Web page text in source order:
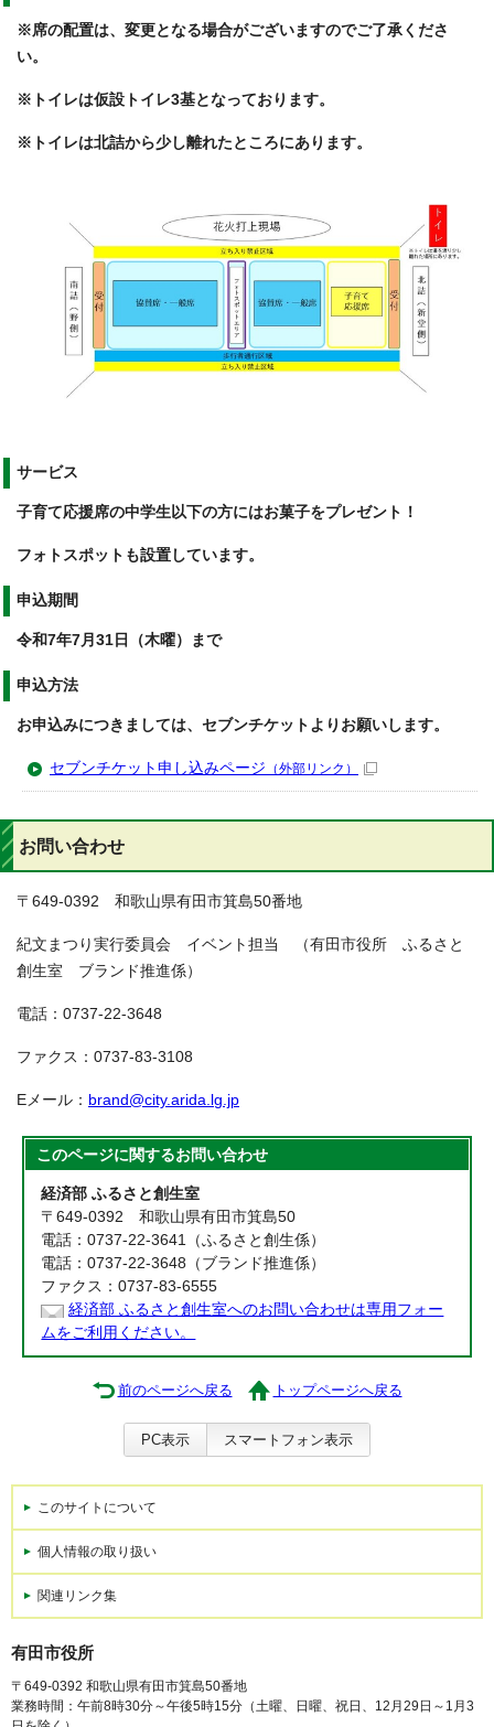
※席の配置は、変更となる場合がございますのでご了承くださ
い。
※トイレは仮設トイレ3基となっております。
※トイレは北詰から少し離れたところにあります。
サービス
子育て応援席の中学生以下の方にはお菓子をプレゼント！
フォトスポットも設置しています。
申込期間
令和7年7月31日（木曜）まで
申込方法
お申込みにつきましては、セブンチケットよりお願いします。
セブンチケット申し込みページ （外部リンク）
お問い合わせ
〒649-0392 和歌山県有田市箕島50番地
紀文まつり実行委員会 イベント担当 （有田市役所 ふるさと
創生室 ブランド推進係）
電話：0737-22-3648
ファクス：0737-83-3108
Eメール： brand@city.arida.lg.jp
このページに関するお問い合わせ
経済部 ふるさと創生室
〒649-0392 和歌山県有田市箕島50
電話：0737-22-3641（ふるさと創生係）
電話：0737-22-3648（ブランド推進係）
ファクス：0737-83-6555
経済部 ふるさと創生室へのお問い合わせは専用フォー
ムをご利用ください。
前のページへ戻る トップページへ戻る
PC表示 スマートフォン表示
このサイトについて
個人情報の取り扱い
関連リンク集
有田市役所
〒649-0392 和歌山県有田市箕島50番地
業務時間：午前8時30分～午後5時15分（土曜、日曜、祝日、12月29日～1月3